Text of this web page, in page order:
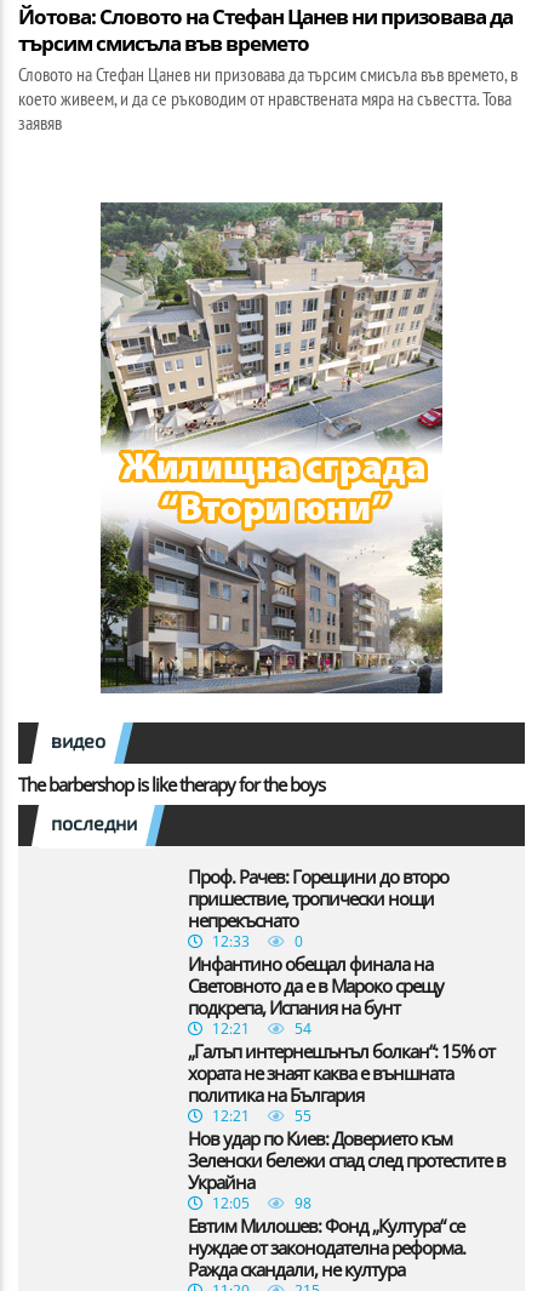
Йотова: Словото на Стефан Цанев ни призовава да
търсим смисъла във времето
Словото на Стефан Цанев ни призовава да търсим смисъла във времето, в
което живеем, и да се ръководим от нравствената мяра на съвестта. Това
заявяв
видео
The barbershop is like therapy for the boys
последни
Проф. Рачев: Горещини до второ
пришествие, тропически нощи
непрекъснато
12:33 0
Инфантино обещал финала на
Световното да е в Мароко срещу
подкрепа, Испания на бунт
12:21 54
„Галъп интернешънъл болкан“: 15% от
хората не знаят каква е външната
политика на България
12:21 55
Нов удар по Киев: Доверието към
Зеленски бележи спад след протестите в
Украйна
12:05 98
Евтим Милошев: Фонд „Култура“ се
нуждае от законодателна реформа.
Ражда скандали, не култура